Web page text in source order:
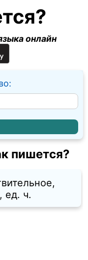
онлайн
пишется?
ед. ч.